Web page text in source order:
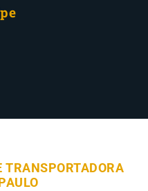
TRANSPORTADORA